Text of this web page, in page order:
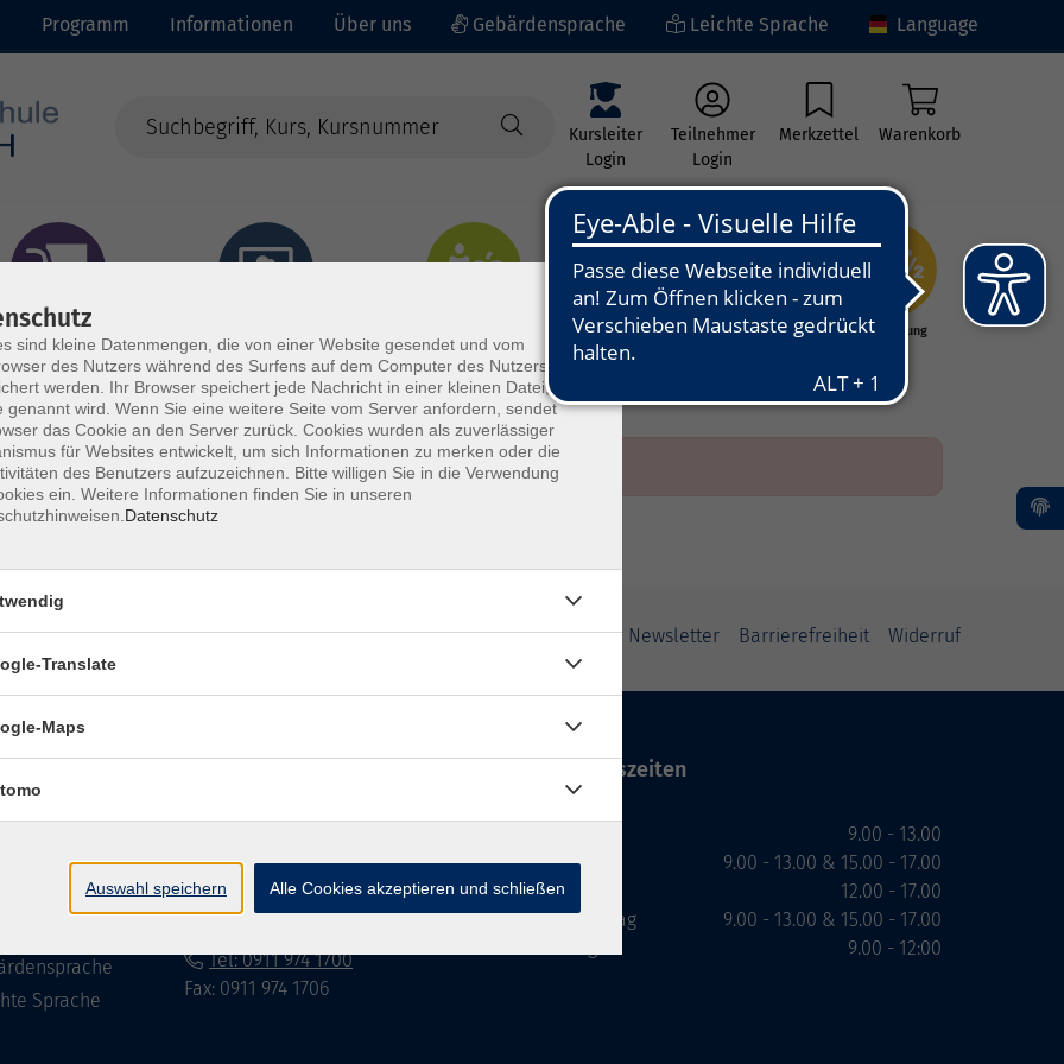
Programm Informationen Über uns Gebärdensprache Leichte Sprache Language
Kursleiter
Login
Teilnehmer
Login
Merkzettel Warenkorb
- Integration
Kunst - Kultur -
Grundbildung
Impressum Datenschutzerklärung AGB Newsletter Barrierefreiheit Widerruf
Sprache
90762 Fürth
info@vhs-fuerth.de
Tel: 0911 974 1700
Fax: 0911 974 1706
Öffnungszeiten
Dienstag
Mittwoch
Donnerstag
9.00 - 13.00
9.00 - 13.00 & 15.00 - 17.00
12.00 - 17.00
9.00 - 13.00 & 15.00 - 17.00
9.00 - 12:00
sind kleine Datenmengen, die von einer Website gesendet und vom
des Nutzers während des Surfens auf dem Computer des Nutzers
werden. Ihr Browser speichert jede Nachricht in einer kleinen Datei, die
genannt wird. Wenn Sie eine weitere Seite vom Server anfordern, sendet
das Cookie an den Server zurück. Cookies wurden als zuverlässiger
für Websites entwickelt, um sich Informationen zu merken oder die
des Benutzers aufzuzeichnen. Bitte willigen Sie in die Verwendung
ein. Weitere Informationen finden Sie in unseren
Datenschutz
×
Translate
Maps
Auswahl speichern Alle Cookies akzeptieren und schließen